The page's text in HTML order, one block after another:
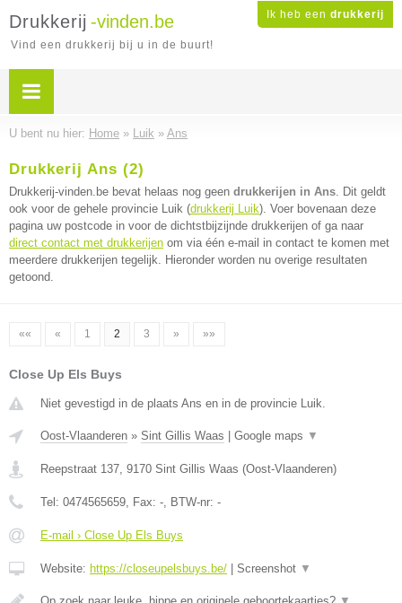
Ik heb een drukkerij
Drukkerij -vinden.be
Vind een drukkerij bij u in de buurt!
U bent nu hier: Home » Luik » Ans
Drukkerij Ans (2)
Drukkerij-vinden.be bevat helaas nog geen drukkerijen in Ans. Dit geldt
ook voor de gehele provincie Luik (drukkerij Luik). Voer bovenaan deze
pagina uw postcode in voor de dichtstbijzijnde drukkerijen of ga naar
direct contact met drukkerijen om via één e-mail in contact te komen met
meerdere drukkerijen tegelijk. Hieronder worden nu overige resultaten
getoond.
«« « 1 2 3 » »»
Close Up Els Buys
Niet gevestigd in de plaats Ans en in de provincie Luik.
Oost-Vlaanderen » Sint Gillis Waas Google maps ▼
Reepstraat 137, 9170 Sint Gillis Waas (Oost-Vlaanderen)
Tel: 0474565659, Fax: -, BTW-nr: -
E-mail › Close Up Els Buys
Website: https://closeupelsbuys.be/ Screenshot ▼